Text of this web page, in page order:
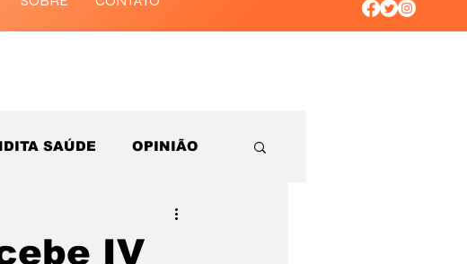
SAÚDE OPINIÃO
IV